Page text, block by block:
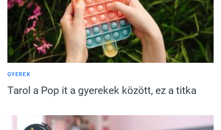
GYEREK
Tarol a Pop it a gyerekek között, ez a titka